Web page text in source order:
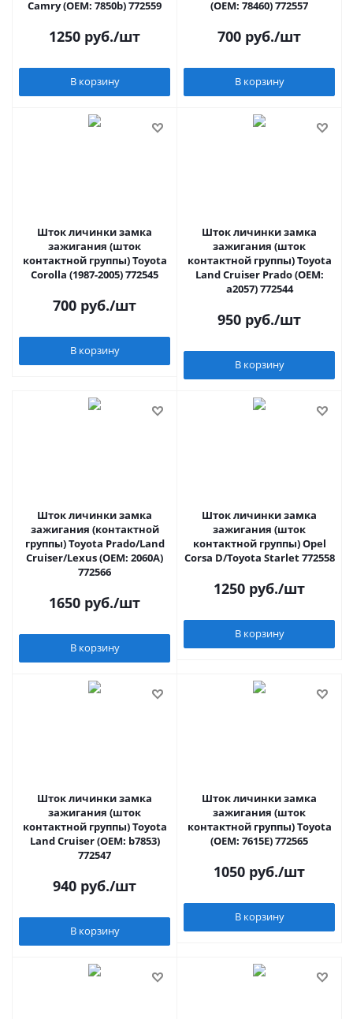
Camry (OEM: 7850b) 772559
1250 руб./шт
В корзину
(OEM: 78460) 772557
700 руб./шт
В корзину
Шток личинки замка
зажигания (шток
контактной группы) Toyota
Corolla (1987-2005) 772545
700 руб./шт
В корзину
Шток личинки замка
зажигания (шток
контактной группы) Toyota
Land Cruiser Prado (OEM:
a2057) 772544
950 руб./шт
В корзину
Шток личинки замка
зажигания (контактной
группы) Toyota Prado/Land
Cruiser/Lexus (OEM: 2060A)
772566
1650 руб./шт
В корзину
Шток личинки замка
зажигания (шток
контактной группы) Opel
Corsa D/Toyota Starlet 772558
1250 руб./шт
В корзину
Шток личинки замка
зажигания (шток
контактной группы) Toyota
Land Cruiser (OEM: b7853)
772547
940 руб./шт
В корзину
Шток личинки замка
зажигания (шток
контактной группы) Toyota
(OEM: 7615E) 772565
1050 руб./шт
В корзину